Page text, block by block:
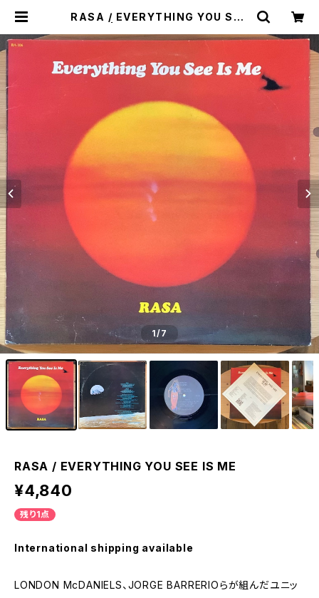
RASA / EVERYTHING YOU SEE
1/7
RASA / EVERYTHING YOU SEE IS ME
¥4,840
残り1点
International shipping available
LONDON McDANIELS、JORGE BARRERIOらが組んだユニッ